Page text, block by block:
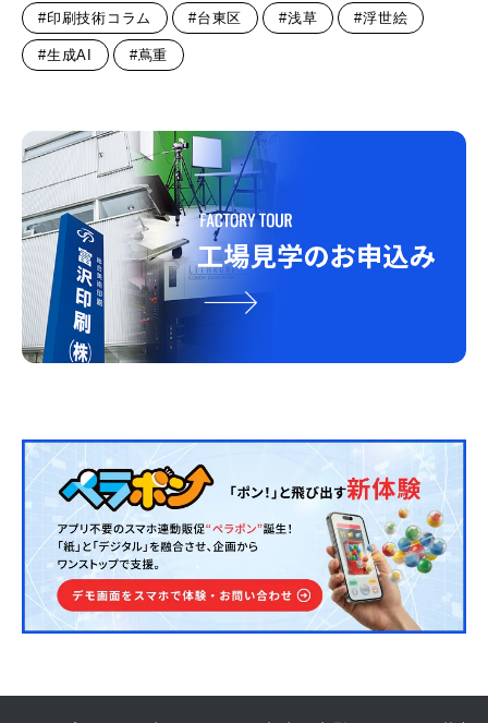
#印刷技術コラム #台東区 #浅草 #浮世絵
#生成AI #蔦重